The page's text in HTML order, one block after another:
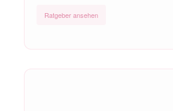
Ratgeber ansehen